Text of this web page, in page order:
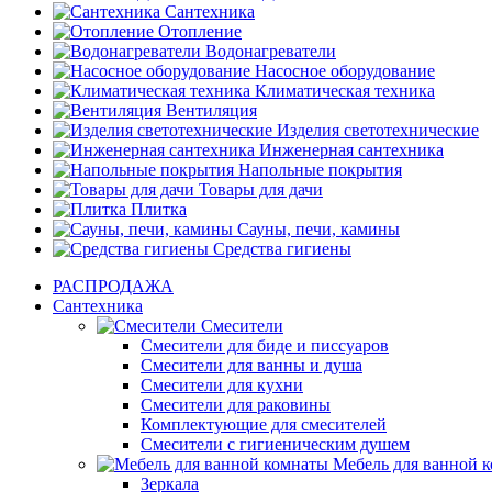
Сантехника
Отопление
Водонагреватели
Насосное оборудование
Климатическая техника
Вентиляция
Изделия светотехнические
Инженерная сантехника
Напольные покрытия
Товары для дачи
Плитка
Сауны, печи, камины
Средства гигиены
РАСПРОДАЖА
Сантехника
Смесители
Смесители для биде и писсуаров
Смесители для ванны и душа
Смесители для кухни
Смесители для раковины
Комплектующие для смесителей
Смесители с гигиеническим душем
Мебель для ванной
Зеркала